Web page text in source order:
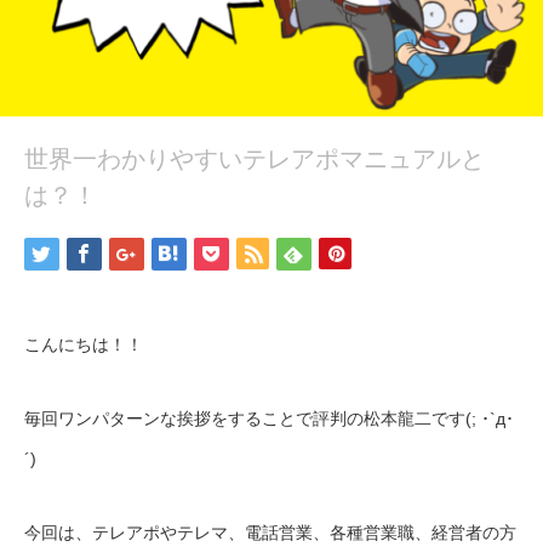
世界一わかりやすいテレアポマニュアルと
は？！
こんにちは！！
毎回ワンパターンな挨拶をすることで評判の松本龍二です(; ･`д･
´)
今回は、テレアポやテレマ、電話営業、各種営業職、経営者の方